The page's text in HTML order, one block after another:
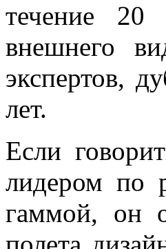
течение 20
внешнего
экспертов,
лет.
Если
лидером по
гаммой, он